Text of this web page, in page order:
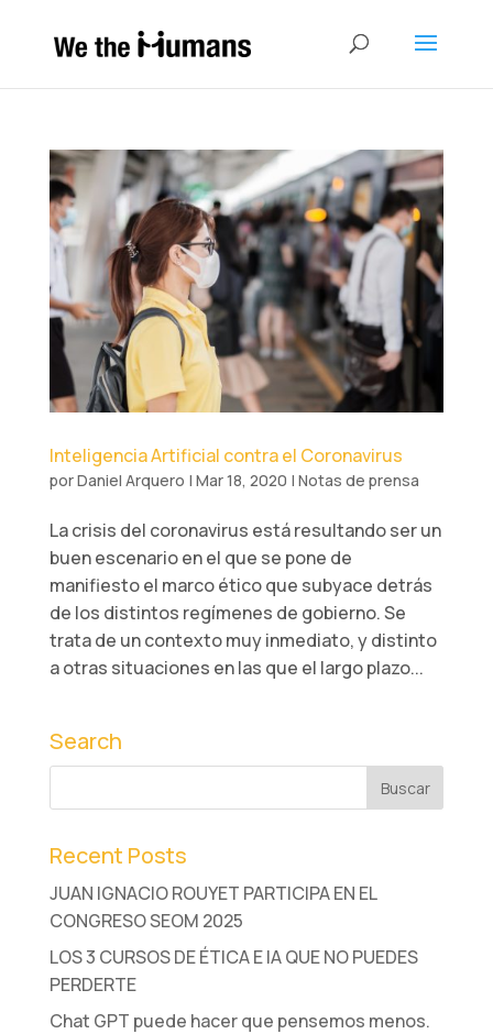
Inteligencia Artificial contra el Coronavirus
porDaniel Arquero | Mar 18, 2020 | Notas de prensa
La crisis del coronavirus está resultando ser un
buen escenario en el que se pone de
manifiesto el marco ético que subyace detrás
de los distintos regímenes de gobierno. Se
trata de un contexto muy inmediato, y distinto
a otras situaciones en las que el largo plazo...
Search
Recent Posts
JUAN IGNACIO ROUYET PARTICIPA EN EL
CONGRESO SEOM 2025
LOS 3 CURSOS DE ÉTICA E IA QUE NO PUEDES
PERDERTE
Chat GPT puede hacer que pensemos menos.